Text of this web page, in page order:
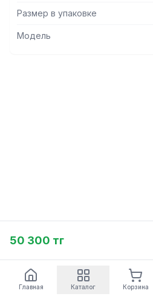
Размер в упаковке
Модель
50 300 тг
Главная Каталог Корзина